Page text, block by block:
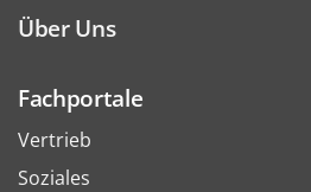
Über Uns
Fachportale
Vertrieb
Soziales